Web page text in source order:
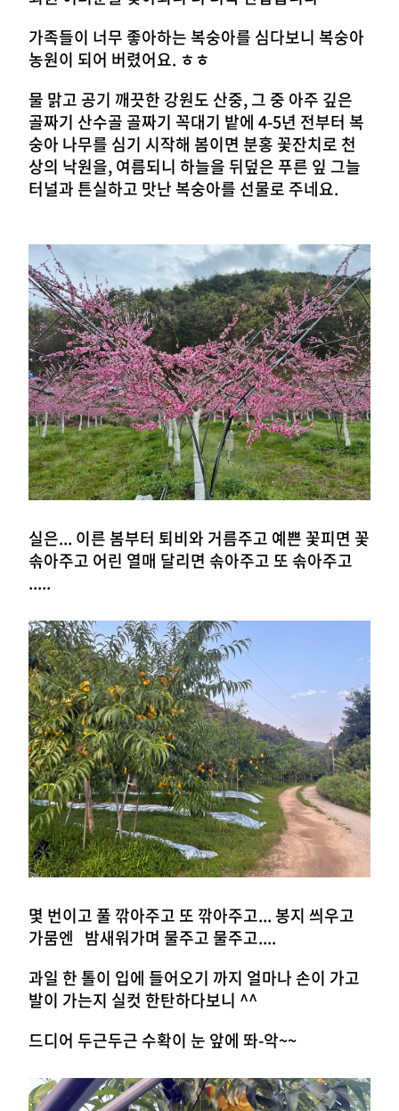
가족들이 너무 좋아하는 복숭아를 심다보니 복숭아
농원이 되어 버렸어요. ㅎㅎ
물 맑고 공기 깨끗한 강원도 산중, 그 중 아주 깊은
골짜기 산수골 골짜기 꼭대기 밭에 4-5년 전부터 복
숭아 나무를 심기 시작해 봄이면 분홍 꽃잔치로 천
상의 낙원을, 여름되니 하늘을 뒤덮은 푸른 잎 그늘
터널과 튼실하고 맛난 복숭아를 선물로 주네요.
실은... 이른 봄부터 퇴비와 거름주고 예쁜 꽃피면 꽃
솎아주고 어린 열매 달리면 솎아주고 또 솎아주고
.....
몇 번이고 풀 깎아주고 또 깎아주고... 봉지 씌우고
가뭄엔 밤새워가며 물주고 물주고....
과일 한 톨이 입에 들어오기 까지 얼마나 손이 가고
발이 가는지 실컷 한탄하다보니 ^^
드디어 두근두근 수확이 눈 앞에 똬-악~~